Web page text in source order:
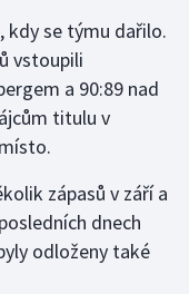
kdy se týmu dařilo.
vstoupili
a 90:89 nad
titulu v
zápasů v září a
dnech
odloženy také